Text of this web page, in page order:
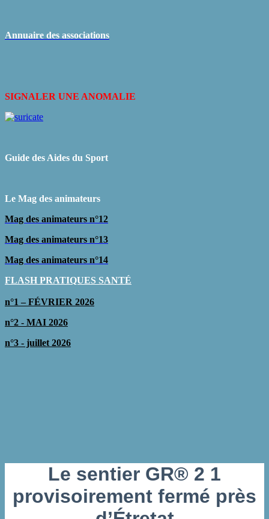
Annuaire des associations
SIGNALER UNE ANOMALIE
Guide des Aides du Sport
Le Mag des animateurs
Mag des animateurs n°12
Mag des animateurs n°13
Mag des animateurs n°14
FLASH PRATIQUES SANTÉ
n°1 – FÉVRIER 2026
n°2 - MAI 2026
n°3 - juillet 2026
Le sentier GR® 2 1
provisoirement fermé près